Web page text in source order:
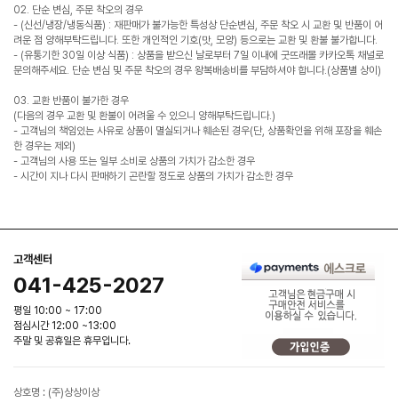
02. 단순 변심, 주문 착오의 경우
- (신선/냉장/냉동식품) : 재판매가 불가능한 특성상 단순변심, 주문 착오 시 교환 및 반품이 어
려운 점 양해부탁드립니다. 또한 개인적인 기호(맛, 모양) 등으로는 교환 및 환불 불가합니다.
- (유통기한 30일 이상 식품) : 상품을 받으신 날로부터 7일 이내에 굿뜨래몰 카카오톡 채널로
문의해주세요. 단순 변심 및 주문 착오의 경우 왕복배송비를 부담하셔야 합니다.(상품별 상이)
03. 교환 반품이 불가한 경우
(다음의 경우 교환 및 환불이 어려울 수 있으니 양해부탁드립니다.)
- 고객님의 책임있는 사유로 상품이 멸실되거나 훼손된 경우(단, 상품확인을 위해 포장을 훼손
한 경우는 제외)
- 고객님의 사용 또는 일부 소비로 상품의 가치가 감소한 경우
- 시간이 지나 다시 판매하기 곤란할 정도로 상품의 가치가 감소한 경우
고객센터
041-425-2027
평일 10:00 ~ 17:00
점심시간 12:00 ~13:00
주말 및 공휴일은 휴무입니다.
상호명 : (주)상상이상